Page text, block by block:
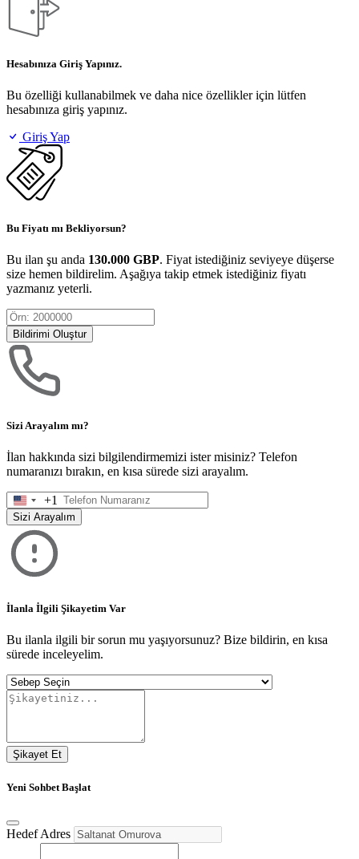
Hesabınıza Giriş Yapınız.
Bu özelliği kullanabilmek ve daha nice özellikler için lütfen
hesabınıza giriş yapınız.
Giriş Yap
Bu Fiyatı mı Bekliyorsun?
Bu ilan şu anda 130.000 GBP. Fiyat istediğiniz seviyeye düşerse
size hemen bildirelim. Aşağıya takip etmek istediğiniz fiyatı
yazmanız yeterli.
Bildirimi Oluştur
Sizi Arayalım mı?
İlan hakkında sizi bilgilendirmemizi ister misiniz? Telefon
numaranızı bırakın, en kısa sürede sizi arayalım.
United
States
+1
+1
Sizi Arayalım
İlanla İlgili Şikayetim Var
Bu ilanla ilgili bir sorun mu yaşıyorsunuz? Bize bildirin, en kısa
sürede inceleyelim.
Şikayet Et
Yeni Sohbet Başlat
Hedef Adres